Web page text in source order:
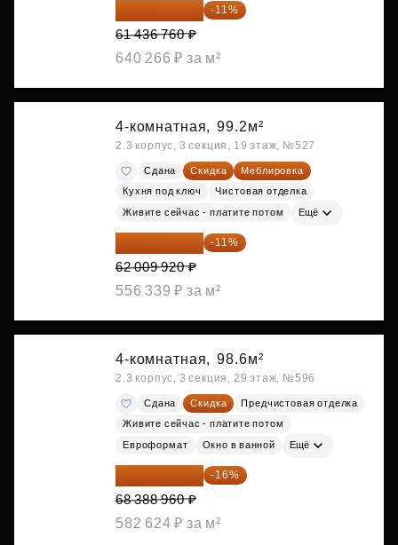
54 678 716 ₽ -11%
61 436 760 ₽
640 266 ₽ за м²
4-комнатная, 99.2м²
2.3 корпус, 3 секция, 19 этаж, №527
Сдана Скидка
Меблировка
Кухня под ключ
Чистовая отделка
Живите сейчас - платите потом Ещё
55 188 829 ₽ -11%
62 009 920 ₽
556 339 ₽ за м²
4-комнатная, 98.6м²
2.3 корпус, 3 секция, 29 этаж, №596
Сдана Скидка
Предчистовая отделка
Живите сейчас - платите потом
Евроформат Окно в ванной Ещё
57 446 726 ₽ -16%
68 388 960 ₽
582 624 ₽ за м²